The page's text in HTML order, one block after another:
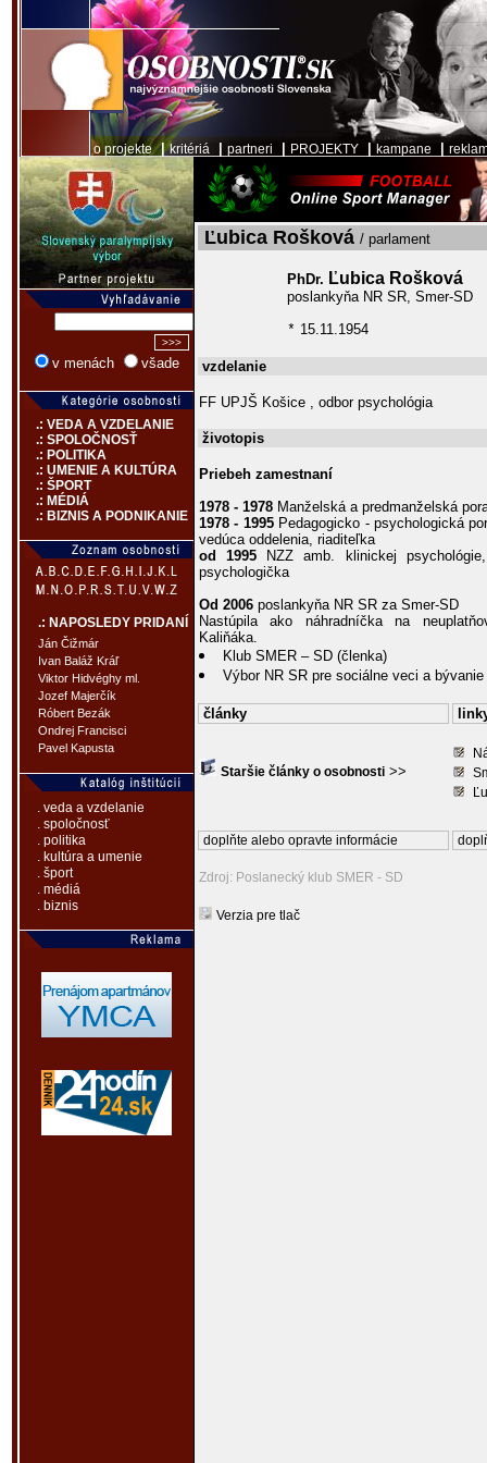
o projekte|kritériá partneri PROJEKTY kampane
v menách všade
.: VEDA A VZDELANIE
.: SPOLOČNOSŤ
.: POLITIKA
.: UMENIE A KULTÚRA
.: ŠPORT
.: MÉDIÁ
.: BIZNIS A PODNIKANIE
.: NAPOSLEDY PRIDANÍ
Ján Čižmár
Ivan Baláž Kráľ
Viktor Hidvéghy ml.
Jozef Majerčík
Róbert Bezák
Ondrej Francisci
Pavel Kapusta
. veda a vzdelanie
. spoločnosť
. politika
. kultúra a umenie
. šport
. médiá
. biznis
Ľubica Rošková / parlament
PhDr. Ľubica Rošková
poslankyňa NR SR, Smer-SD
* 15.11.1954
vzdelanie
FF UPJŠ Košice , odbor psychológia
životopis
Priebeh zamestnaní
1978 - 1978 Manželská a predmanželská
1978 - 1995Pedagogicko - psychologická
vedúca oddelenia, riaditeľka
od 1995 NZZ amb. klinickej
psychologička
Od 2006 poslankyňa NR SR za Smer-SD
Nastúpila ako náhradníčka na
Kaliňáka.
Klub SMER – SD (členka)
Výbor NR SR pre sociálne veci a bývanie
články
Staršie články o osobnosti >>
doplňte alebo opravte informácie
Zdroj: Poslanecký klub SMER - SD
Verzia pre tlač